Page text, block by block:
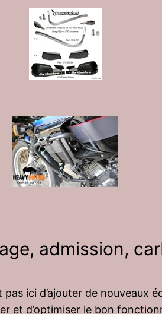
admission,
pas ici d’ajouter de
et d’optimiser le bon